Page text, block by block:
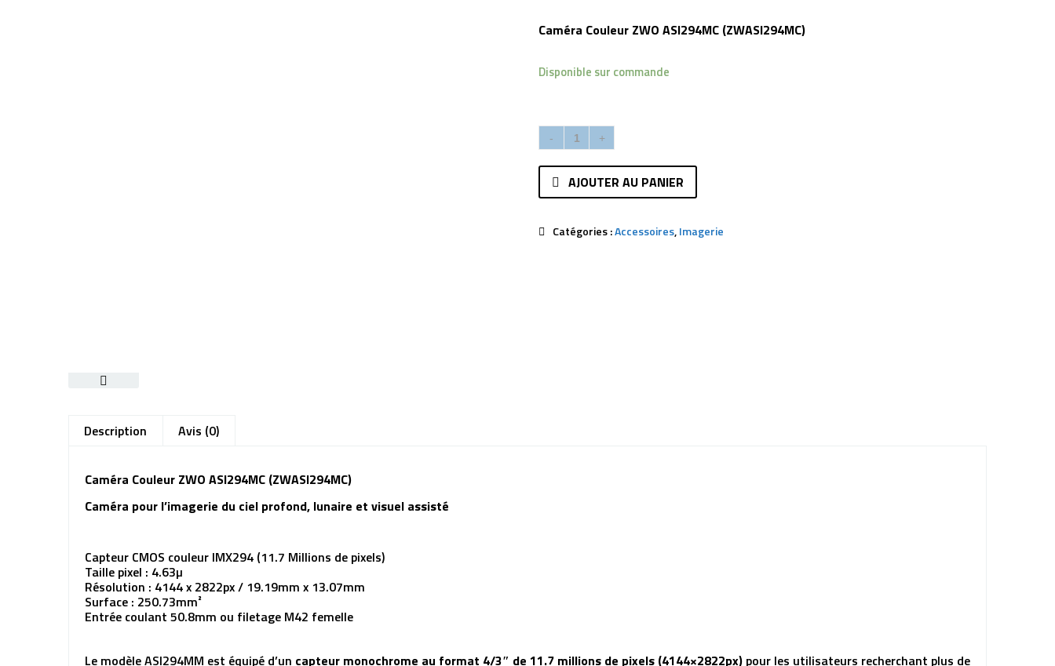
Caméra Couleur ZWO ASI294MC (ZWASI294MC)
Disponible sur commande
AJOUTER AU PANIER
Catégories :Accessoires,Imagerie
Description Avis (0)
Caméra Couleur ZWO ASI294MC (ZWASI294MC)
Caméra pour l’imagerie du ciel profond, lunaire et visuel assisté
Capteur CMOS couleur IMX294 (11.7 Millions de pixels)
Taille pixel : 4.63µ
Résolution : 4144 x 2822px / 19.19mm x 13.07mm
Surface : 250.73mm²
Entrée coulant 50.8mm ou filetage M42 femelle
Le modèle ASI294MM est équipé d’un capteur monochrome au format 4/3″ de 11.7 millions de pixels (4144×2822px) pour les utilisateurs recherchant plus de